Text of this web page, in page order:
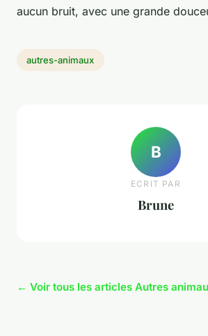
aucun bruit, avec une grande
autres-animaux
B
ECRIT PAR
Brune
← Voir tous les articles Autres